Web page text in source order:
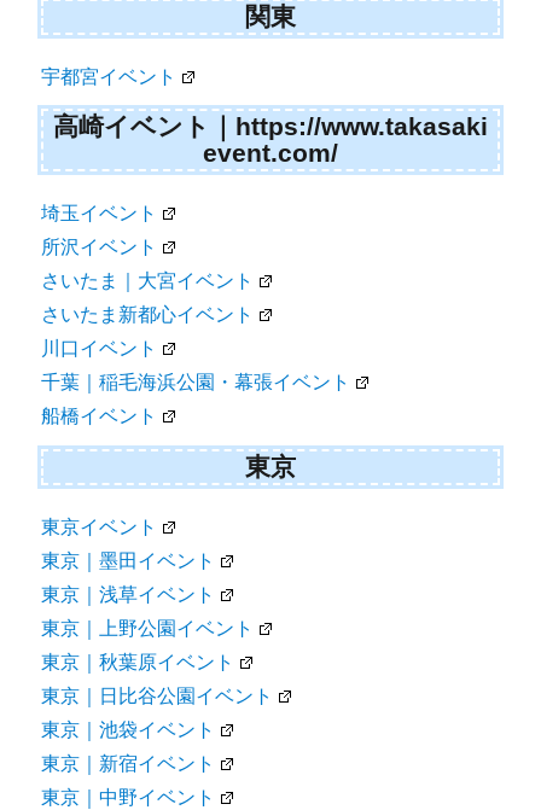
関東
宇都宮イベント
高崎イベント｜https://www.takasaki
event.com/
埼玉イベント
所沢イベント
さいたま｜大宮イベント
さいたま新都心イベント
川口イベント
千葉｜稲毛海浜公園・幕張イベント
船橋イベント
東京
東京イベント
東京｜墨田イベント
東京｜浅草イベント
東京｜上野公園イベント
東京｜秋葉原イベント
東京｜日比谷公園イベント
東京｜池袋イベント
東京｜新宿イベント
東京｜中野イベント